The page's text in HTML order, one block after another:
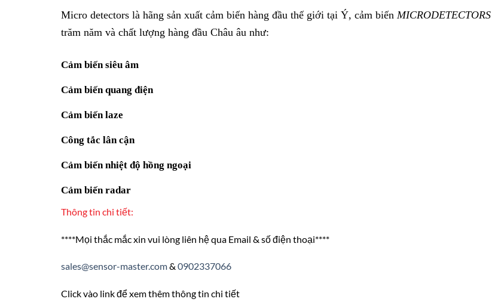
Micro detectors là hãng sản xuất cảm biến hàng đầu thế giới tại Ý, cảm biến MICRODETECTORS
trăm năm và chất lượng hàng đầu Châu âu như:
Cảm biến siêu âm
Cảm biến quang điện
Cảm biến laze
Công tắc lân cận
Cảm biến nhiệt độ hồng ngoại
Cảm biến radar
Thông tin chi tiết:
****Mọi thắc mắc xin vui lòng liên hệ qua Email & số điện thoại****
sales@sensor-master.com& 0902337066
Click vào link để xem thêm thông tin chi tiết